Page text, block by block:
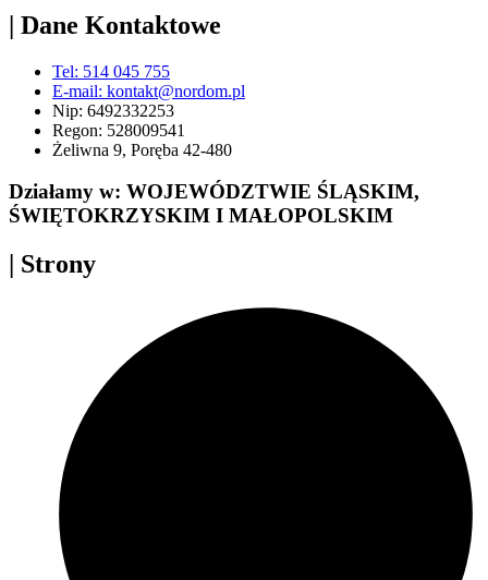
| Dane Kontaktowe
Tel: 514 045 755
E-mail: kontakt@nordom.pl
Nip: 6492332253
Regon: 528009541
Żeliwna 9, Poręba 42-480
Działamy w: WOJEWÓDZTWIE ŚLĄSKIM,
ŚWIĘTOKRZYSKIM I MAŁOPOLSKIM
| Strony